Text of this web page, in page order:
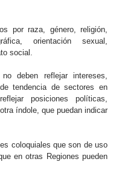
por raza, género, religión,
orientación sexual,
social.
deben reflejar intereses,
tendencia de sectores en
posiciones políticas,
índole, que puedan indicar
coloquiales que son de uso
en otras Regiones pueden